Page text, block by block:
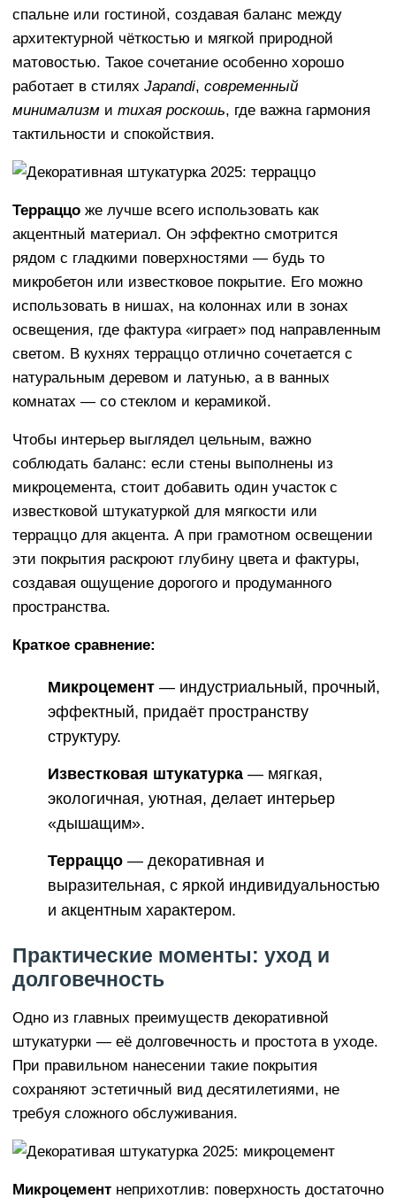
спальне или гостиной, создавая баланс между
архитектурной чёткостью и мягкой природной
матовостью. Такое сочетание особенно хорошо
работает в стилях Japandi, современный
минимализм и тихая роскошь, где важна гармония
тактильности и спокойствия.
Терраццо же лучше всего использовать как
акцентный материал. Он эффектно смотрится
рядом с гладкими поверхностями — будь то
микробетон или известковое покрытие. Его можно
использовать в нишах, на колоннах или в зонах
освещения, где фактура «играет» под направленным
светом. В кухнях терраццо отлично сочетается с
натуральным деревом и латунью, а в ванных
комнатах — со стеклом и керамикой.
Чтобы интерьер выглядел цельным, важно
соблюдать баланс: если стены выполнены из
микроцемента, стоит добавить один участок с
известковой штукатуркой для мягкости или
терраццо для акцента. А при грамотном освещении
эти покрытия раскроют глубину цвета и фактуры,
создавая ощущение дорогого и продуманного
пространства.
Краткое сравнение:
Микроцемент — индустриальный, прочный,
эффектный, придаёт пространству
структуру.
Известковая штукатурка — мягкая,
экологичная, уютная, делает интерьер
«дышащим».
Терраццо — декоративная и
выразительная, с яркой индивидуальностью
и акцентным характером.
Практические моменты: уход и
долговечность
Одно из главных преимуществ декоративной
штукатурки — её долговечность и простота в уходе.
При правильном нанесении такие покрытия
сохраняют эстетичный вид десятилетиями, не
требуя сложного обслуживания.
Микроцемент неприхотлив: поверхность достаточно